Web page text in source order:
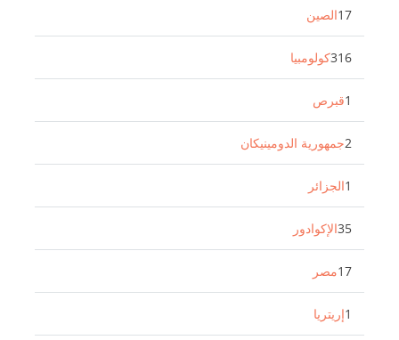
الصين17
كولومبيا316
قبرص1
جمهورية الدومينيكان2
الجزائر1
الإكوادور35
مصر17
إريتريا1